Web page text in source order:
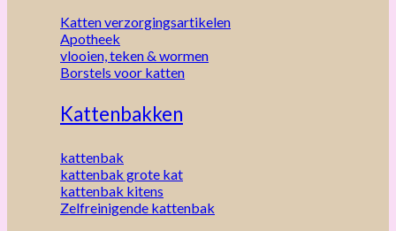
Katten verzorgingsartikelen
Apotheek
vlooien, teken & wormen
Borstels voor katten
Kattenbakken
kattenbak
kattenbak grote kat
kattenbak kitens
Zelfreinigende kattenbak